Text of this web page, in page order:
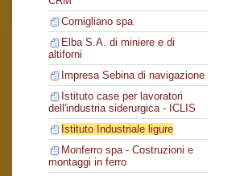
Cornigliano spa
Elba S.A. di miniere e di
altiforni
Impresa Sebina di navigazione
Istituto case per lavoratori
dell'industria siderurgica - ICLIS
Istituto Industriale ligure
Monferro spa - Costruzioni e
montaggi in ferro